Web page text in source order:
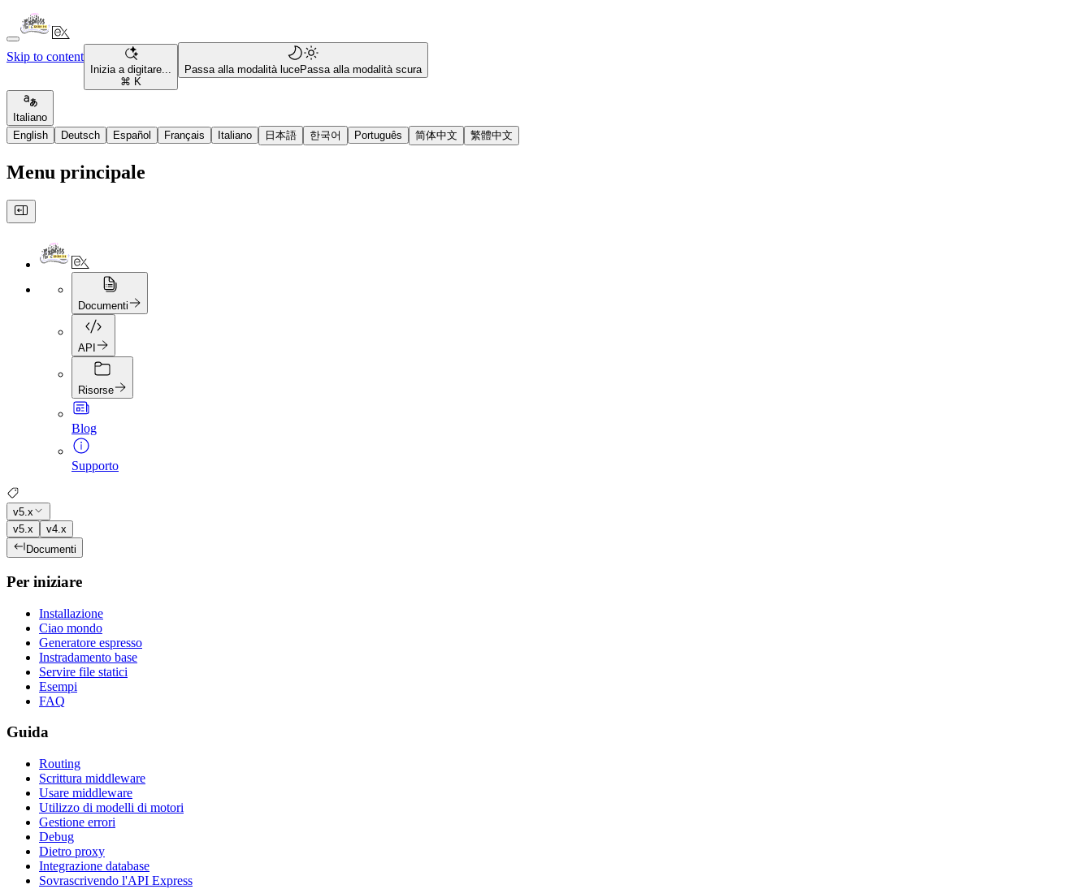
Skip to content
Inizia a digitare...
⌘ K
Passa alla modalità lucePassa alla modalità scura
Italiano
English
Deutsch Español Français Italiano 日本語 한국어 Português 简体中文 繁體中文
Menu principale
Documenti
API
Risorse
Blog
Supporto
v5.x
v5.x
v4.x
Documenti
Per iniziare
Installazione
Ciao mondo
Generatore espresso
Instradamento base
Servire file statici
Esempi
FAQ
Guida
Routing
Scrittura middleware
Usare middleware
Utilizzo di modelli di motori
Gestione errori
Debug
Dietro proxy
Integrazione database
Sovrascrivendo l'API Express